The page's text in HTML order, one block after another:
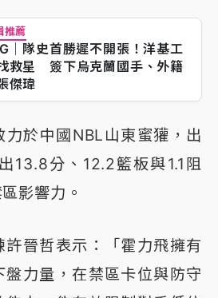
推薦
｜隊史首勝遲不開張！洋基工
救星 簽下烏克蘭國手、外籍
傑瑋
力於中國NBL山東蜜獾，出
13.8分、12.2籃板與1.1阻
影響力。
許晉哲表示：「霍力飛擁有
盤力量，在禁區卡位與防守